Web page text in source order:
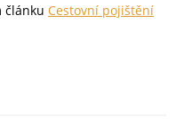
článku Cestovní pojištění